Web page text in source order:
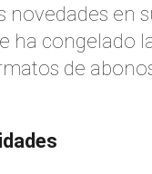
novedades en
ha congelado
de